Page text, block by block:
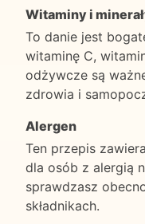
Witaminy i
To danie jest
witaminę C,
odżywcze są
zdrowia i
Alergen
Ten przepis
dla osób z alergią
sprawdzasz
składnikach.